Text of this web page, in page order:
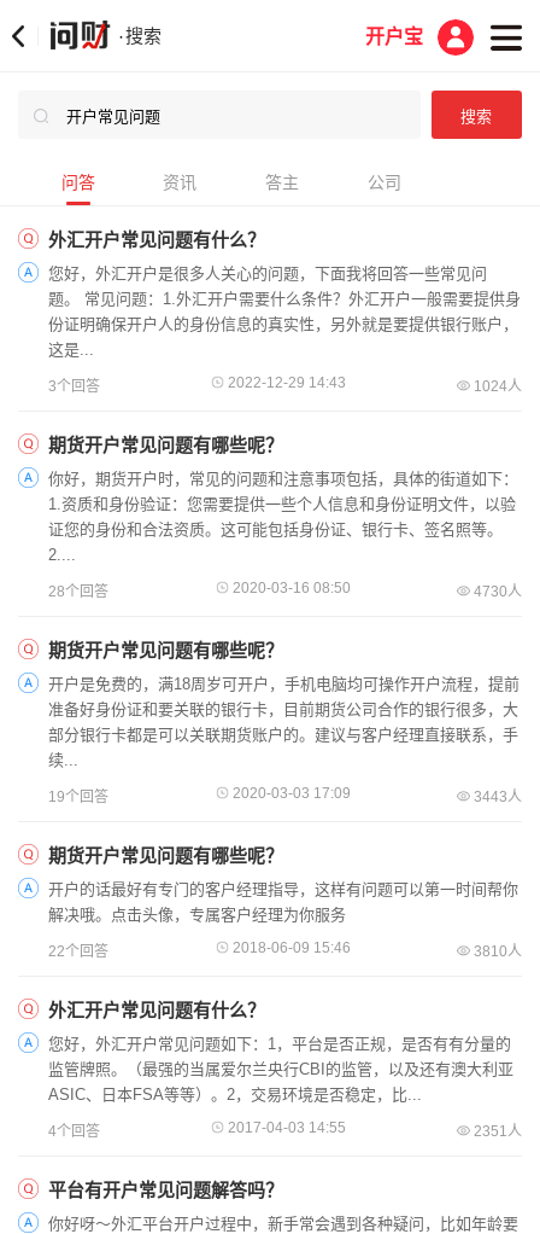
·搜索 开户宝
问答 资讯 答主 公司
外汇开户常见问题有什么？
您好，外汇开户是很多人关心的问题，下面我将回答一些常见问
题。 常见问题：1.外汇开户需要什么条件？外汇开户一般需要提供身
份证明确保开户人的身份信息的真实性，另外就是要提供银行账户，
这是...
3个回答 2022-12-29 14:43 1024人
期货开户常见问题有哪些呢？
你好，期货开户时，常见的问题和注意事项包括，具体的街道如下：
1.资质和身份验证：您需要提供一些个人信息和身份证明文件，以验
证您的身份和合法资质。这可能包括身份证、银行卡、签名照等。
2....
28个回答 2020-03-16 08:50 4730人
期货开户常见问题有哪些呢？
开户是免费的，满18周岁可开户，手机电脑均可操作开户流程，提前
准备好身份证和要关联的银行卡，目前期货公司合作的银行很多，大
部分银行卡都是可以关联期货账户的。建议与客户经理直接联系，手
续...
19个回答 2020-03-03 17:09 3443人
期货开户常见问题有哪些呢？
开户的话最好有专门的客户经理指导，这样有问题可以第一时间帮你
解决哦。点击头像，专属客户经理为你服务
22个回答 2018-06-09 15:46 3810人
外汇开户常见问题有什么？
您好，外汇开户常见问题如下：1，平台是否正规，是否有有分量的
监管牌照。（最强的当属爱尔兰央行CBI的监管，以及还有澳大利亚
ASIC、日本FSA等等）。2，交易环境是否稳定，比...
4个回答 2017-04-03 14:55 2351人
平台有开户常见问题解答吗？​
你好呀～外汇平台开户过程中，新手常会遇到各种疑问，比如年龄要